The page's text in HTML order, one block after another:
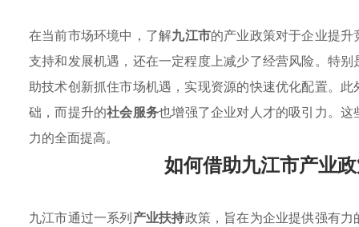
在当前市场环境中，了解九江市的产业政策对于企业提
支持和发展机遇，还在一定程度上减少了经营风险。特别
助技术创新抓住市场机遇，实现资源的快速优化配置。
础，而提升的社会服务也增强了企业对人才的吸引力。
力的全面提高。
如何借助九江市产业
九江市通过一系列产业扶持政策，旨在为企业提供强有